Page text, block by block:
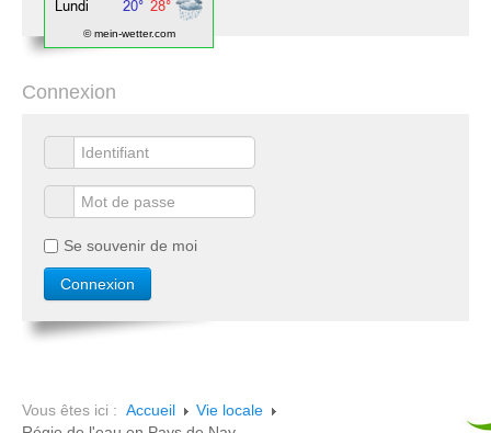
© mein-wetter.com
Connexion
Se souvenir de moi
Vous êtes ici : Accueil
Vie locale